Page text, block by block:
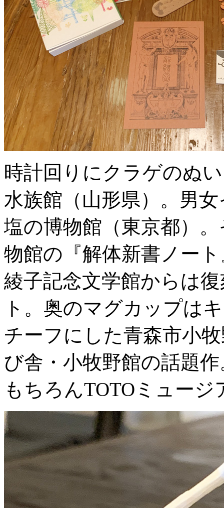
時計回りにクラゲのぬ
水族館（山形県）。男
塩の博物館（東京都）
物館の『解体新書ノー
綾子記念文学館からは
ト。奥のマグカップは
チーフにした青森市小
び舎・小牧野館の話題
もちろんTOTOミュージ